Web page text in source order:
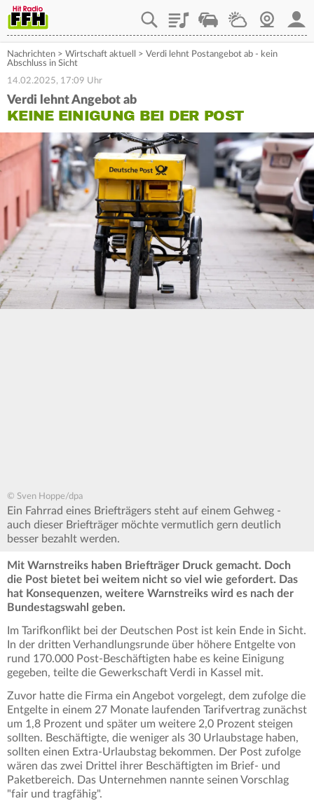
PlaylistStaupilotWetterWebcam
Nachrichten > Wirtschaft aktuell > Verdi lehnt Postangebot ab - kein
Abschluss in Sicht
14.02.2025, 17:09 Uhr
Verdi lehnt Angebot ab
KEINE EINIGUNG BEI DER POST
© Sven Hoppe/dpa
Ein Fahrrad eines Briefträgers steht auf einem Gehweg -
auch dieser Briefträger möchte vermutlich gern deutlich
besser bezahlt werden.
Mit Warnstreiks haben Briefträger Druck gemacht. Doch
die Post bietet bei weitem nicht so viel wie gefordert. Das
hat Konsequenzen, weitere Warnstreiks wird es nach der
Bundestagswahl geben.
Im Tarifkonflikt bei der Deutschen Post ist kein Ende in Sicht.
In der dritten Verhandlungsrunde über höhere Entgelte von
rund 170.000 Post-Beschäftigten habe es keine Einigung
gegeben, teilte die Gewerkschaft Verdi in Kassel mit.
Zuvor hatte die Firma ein Angebot vorgelegt, dem zufolge die
Entgelte in einem 27 Monate laufenden Tarifvertrag zunächst
um 1,8 Prozent und später um weitere 2,0 Prozent steigen
sollten. Beschäftigte, die weniger als 30 Urlaubstage haben,
sollten einen Extra-Urlaubstag bekommen. Der Post zufolge
wären das zwei Drittel ihrer Beschäftigten im Brief- und
Paketbereich. Das Unternehmen nannte seinen Vorschlag
"fair und tragfähig".